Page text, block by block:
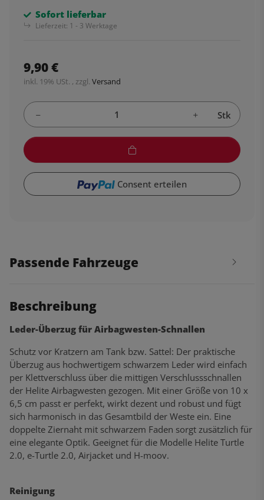
Sofort lieferbar
Lieferzeit: 1 - 3 Werktage
9,90 €
inkl. 19% USt. , zzgl. Versand
Stk
Consent erteilen
Passende Fahrzeuge
Beschreibung
Leder-Überzug für Airbagwesten-Schnallen
Schutz vor Kratzern am Tank bzw. Sattel: Der praktische
Überzug aus hochwertigem schwarzem Leder wird einfach
per Klettverschluss über die mittigen Verschlussschnallen
der Helite Airbagwesten gezogen. Mit einer Größe von 10 x
6,5 cm passt er perfekt, wirkt dezent und robust und fügt
sich harmonisch in das Gesamtbild der Weste ein. Eine
doppelte Ziernaht mit schwarzem Faden sorgt zusätzlich für
eine elegante Optik. Geeignet für die Modelle Helite Turtle
2.0, e-Turtle 2.0, Airjacket und H-moov.
Reinigung